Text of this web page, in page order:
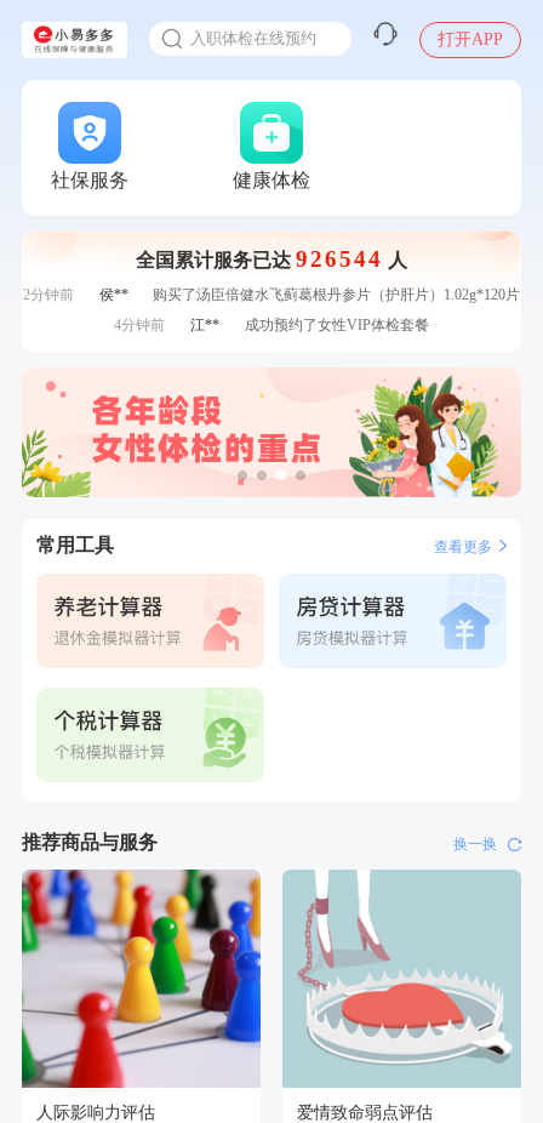
入职体检在线预约
打开APP
社保服务 健康体检
全国累计服务已达 926544 人
7分钟前 董**
成功预约了男性体检套餐
7分钟前
刘**
成功预约了入职体检套餐
刚刚
赵*
购买了油米有福B款
购买了油米有福B款
购买了K3颈椎按摩仪（浅灰色）
刚刚
购买了K3颈椎按摩仪（浅灰色）
2分钟前
姜**
购买了五常稻花香2号大米
2分钟前
侯**
购买了汤臣倍健水飞蓟葛根丹参片（护肝片）1.02g*120片
4分钟前
江**
成功预约了女性VIP体检套餐
购买了BP3颈椎热敷枕
6分钟前
何**
购买了姚朵朵-1000g粗粮生活礼盒
7分钟前
董**
成功预约了男性体检套餐
成功预约了入职体检套餐
常用工具 查看更多
推荐商品与服务 换一换
人际影响力评估 爱情致命弱点评估